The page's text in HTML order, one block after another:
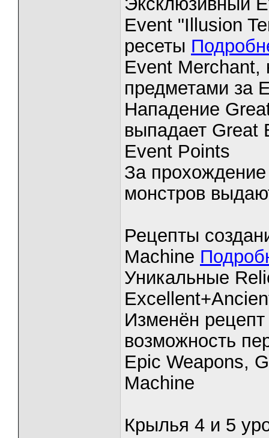
Event "Illusion
ресеты
Event Merchant,
предметами за
Нападение
выпадает Great
Event Points
За
монстров
Рецепты
Machine
Уникальные
Изменён
возможность
Epic Weapons,
Machine
Крылья 4 и 5